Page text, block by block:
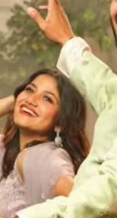
ചിറയിൻകീഴ്